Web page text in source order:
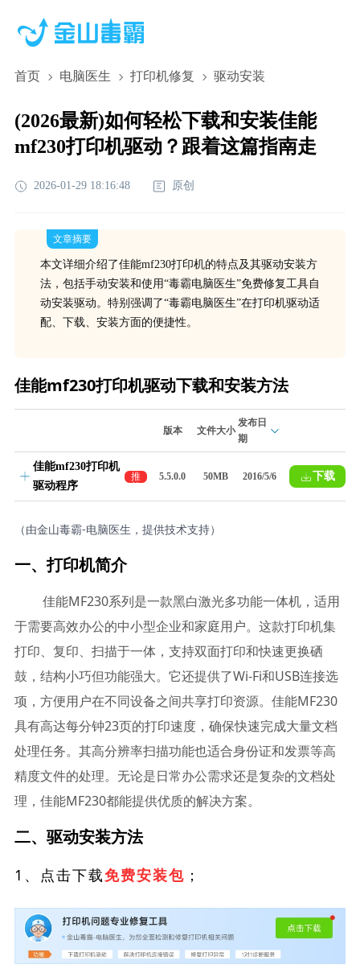
首页 电脑医生 打印机修复 驱动安装
(2026最新)如何轻松下载和安装佳能
mf230打印机驱动？跟着这篇指南走
2026-01-29 18:16:48 原创
文章摘要
本文详细介绍了佳能mf230打印机的特点及其驱动安装方
法，包括手动安装和使用“毒霸电脑医生”免费修复工具自
动安装驱动。特别强调了“毒霸电脑医生”在打印机驱动适
配、下载、安装方面的便捷性。
佳能mf230打印机驱动下载和安装方法
版本 文件大小
发布日
期
佳能mf230打印机
驱动程序
推
荐
5.5.0.0 50MB 2016/5/6 下载
（由金山毒霸-电脑医生，提供技术支持）
一、打印机简介
佳能MF230系列是一款黑白激光多功能一体机，适用
于需要高效办公的中小型企业和家庭用户。这款打印机集
打印、复印、扫描于一体，支持双面打印和快速更换硒
鼓，结构小巧但功能强大。它还提供了Wi-Fi和USB连接选
项，方便用户在不同设备之间共享打印资源。佳能MF230
具有高达每分钟23页的打印速度，确保快速完成大量文档
处理任务。其高分辨率扫描功能也适合身份证和发票等高
精度文件的处理。无论是日常办公需求还是复杂的文档处
理，佳能MF230都能提供优质的解决方案。
二、驱动安装方法
1、点击下载免费安装包 ；